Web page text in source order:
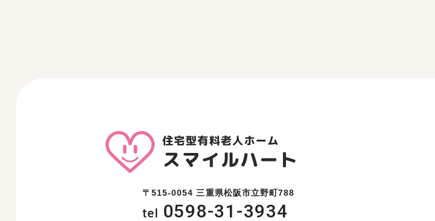
〒515-0054 三重県松阪市立野町788
tel 0598-31-3934